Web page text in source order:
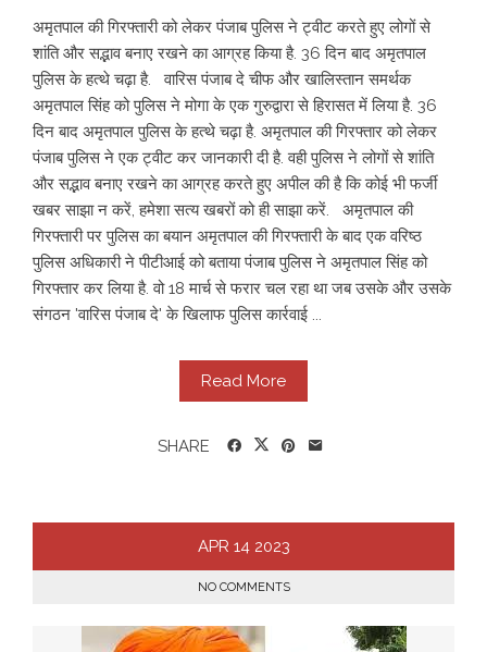
अमृतपाल की गिरफ्तारी को लेकर पंजाब पुलिस ने ट्वीट करते हुए लोगों से
शांति और सद्भाव बनाए रखने का आग्रह किया है. 36 दिन बाद अमृतपाल
पुलिस के हत्थे चढ़ा है. वारिस पंजाब दे चीफ और खालिस्तान समर्थक
अमृतपाल सिंह को पुलिस ने मोगा के एक गुरुद्वारा से हिरासत में लिया है. 36
दिन बाद अमृतपाल पुलिस के हत्थे चढ़ा है. अमृतपाल की गिरफ्तार को लेकर
पंजाब पुलिस ने एक ट्वीट कर जानकारी दी है. वही पुलिस ने लोगों से शांति
और सद्भाव बनाए रखने का आग्रह करते हुए अपील की है कि कोई भी फर्जी
खबर साझा न करें, हमेशा सत्य खबरों को ही साझा करें. अमृतपाल की
गिरफ्तारी पर पुलिस का बयान अमृतपाल की गिरफ्तारी के बाद एक वरिष्ठ
पुलिस अधिकारी ने पीटीआई को बताया पंजाब पुलिस ने अमृतपाल सिंह को
गिरफ्तार कर लिया है. वो 18 मार्च से फरार चल रहा था जब उसके और उसके
संगठन 'वारिस पंजाब दे' के खिलाफ पुलिस कार्रवाई ...
Read More
SHARE
APR 14 2023
NO COMMENTS